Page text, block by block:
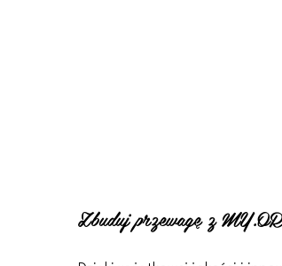
Zbuduj przewagę z